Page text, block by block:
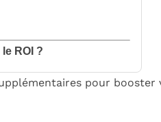
ROI ?
pour booster